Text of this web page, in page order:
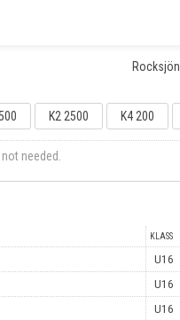
Rocksjön
K2 2500 K4 200
needed.
KLASS
U16
U16
U16